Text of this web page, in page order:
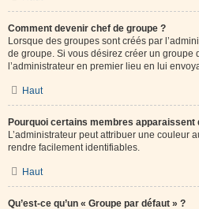
Comment devenir chef de groupe ?
Lorsque des groupes sont créés par
de groupe. Si vous désirez créer un groupe
l’administrateur en premier lieu en lui
Haut
Pourquoi certains membres
L’administrateur peut attribuer une couleur
rendre facilement identifiables.
Haut
Qu’est-ce qu’un « Groupe par défaut » ?